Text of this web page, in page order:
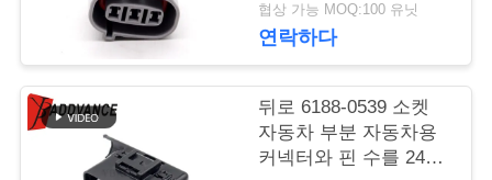
요
협상 가능 MOQ:100 유닛
연락하다
뒤로 6188-0539 소켓
자동차 부분 자동차용
커넥터와 핀 수를 24명